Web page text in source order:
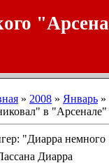
» 2008 » Январь »
в "Арсенале"
"Диарра
Диарра